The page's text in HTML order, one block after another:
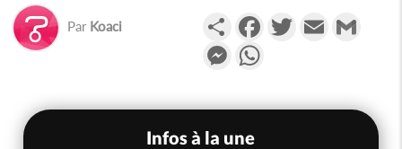
Par Koaci PartagerFacebookTwitterEmail
Messenger
Infos à la une